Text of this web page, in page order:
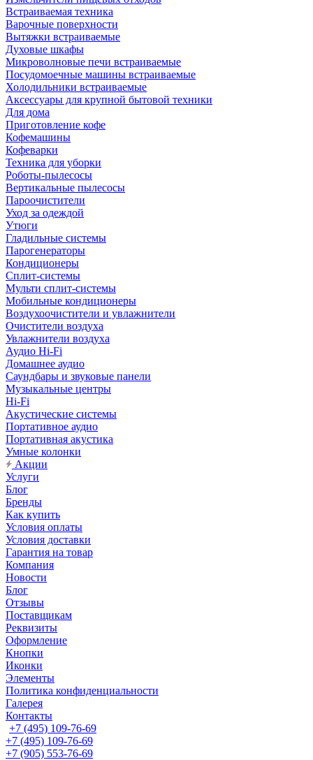
Встраиваемая техника
Варочные поверхности
Вытяжки встраиваемые
Духовые шкафы
Микроволновые печи встраиваемые
Посудомоечные машины встраиваемые
Холодильники встраиваемые
Аксессуары для крупной бытовой техники
Для дома
Приготовление кофе
Кофемашины
Кофеварки
Техника для уборки
Роботы-пылесосы
Вертикальные пылесосы
Пароочистители
Уход за одеждой
Утюги
Гладильные системы
Парогенераторы
Кондиционеры
Сплит-системы
Мульти сплит-системы
Мобильные кондиционеры
Воздухоочистители и увлажнители
Очистители воздуха
Увлажнители воздуха
Аудио Hi-Fi
Домашнее аудио
Саундбары и звуковые панели
Музыкальные центры
Hi-Fi
Акустические системы
Портативное аудио
Портативная акустика
Умные колонки
Акции
Услуги
Блог
Бренды
Как купить
Условия оплаты
Условия доставки
Гарантия на товар
Компания
Новости
Блог
Отзывы
Поставщикам
Реквизиты
Оформление
Кнопки
Иконки
Элементы
Политика конфиденциальности
Галерея
Контакты
+7 (495) 109-76-69
+7 (495) 109-76-69
+7 (905) 553-76-69